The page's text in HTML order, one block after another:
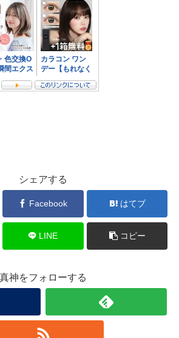
シェアする
Facebook はてブ
LINE コピー
真神をフォローする